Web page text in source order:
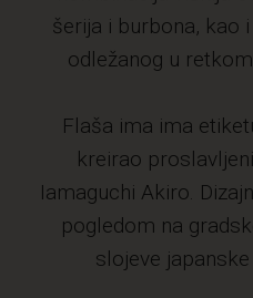
šerija i burbona, kao
odležanog u
Flaša ima ima
kreirao
Iamaguchi Akiro.
pogledom na
slojeve